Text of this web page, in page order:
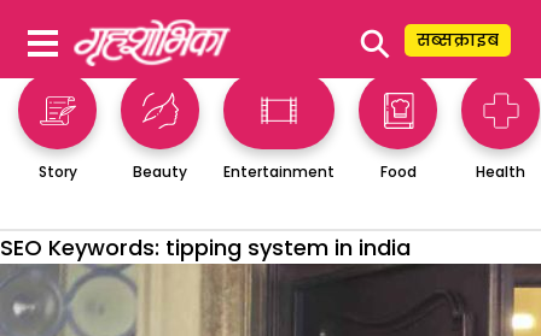
⚲ सब्सक्राइब
Story Beauty Entertainment Food Health
SEO Keywords: tipping system in india